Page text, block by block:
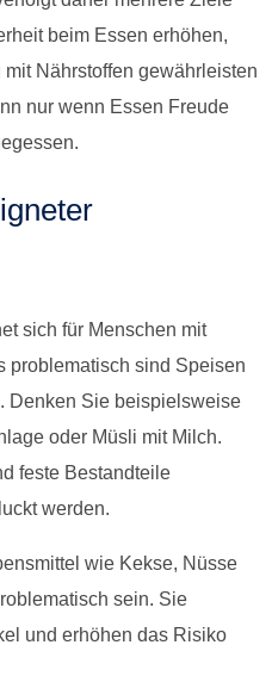
beim Essen erhöhen,
Nährstoffen gewährleisten
nur wenn Essen Freude
sich für Menschen mit
problematisch sind Speisen
Denken Sie beispielsweise
oder Müsli mit Milch.
feste Bestandteile
werden.
wie Kekse, Nüsse
sein. Sie
und erhöhen das Risiko